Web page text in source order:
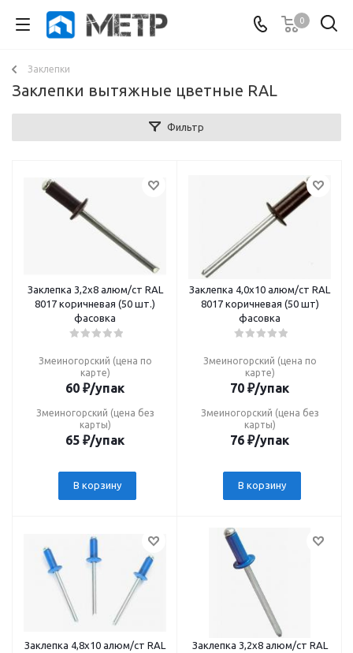
0
Заклепки
Заклепки вытяжные цветные RAL
Фильтр
Заклепка 3,2х8 алюм/ст RAL
8017 коричневая (50 шт.)
фасовка
Змеиногорский (цена по
карте)
60 ₽/упак
Змеиногорский (цена без
карты)
65 ₽/упак
В корзину
Заклепка 4,0х10 алюм/ст RAL
8017 коричневая (50 шт)
фасовка
Змеиногорский (цена по
карте)
70 ₽/упак
Змеиногорский (цена без
карты)
76 ₽/упак
В корзину
Заклепка 4,8х10 алюм/ст RAL
Заклепка 3,2х8 алюм/ст RAL